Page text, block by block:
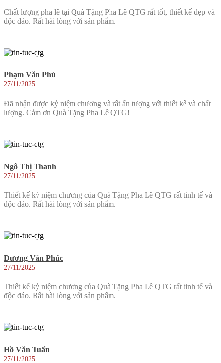
Chất lượng pha lê tại Quà Tặng Pha Lê QTG rất tốt, thiết kế đẹp và
độc đáo. Rất hài lòng với sản phẩm.
Phạm Văn Phú
27/11/2025
Đã nhận được kỷ niệm chương và rất ấn tượng với thiết kế và chất
lượng. Cảm ơn Quà Tặng Pha Lê QTG!
Ngô Thị Thanh
27/11/2025
Thiết kế kỷ niệm chương của Quà Tặng Pha Lê QTG rất tinh tế và
độc đáo. Rất hài lòng với sản phẩm.
Dương Văn Phúc
27/11/2025
Thiết kế kỷ niệm chương của Quà Tặng Pha Lê QTG rất tinh tế và
độc đáo. Rất hài lòng với sản phẩm.
Hồ Văn Tuấn
27/11/2025